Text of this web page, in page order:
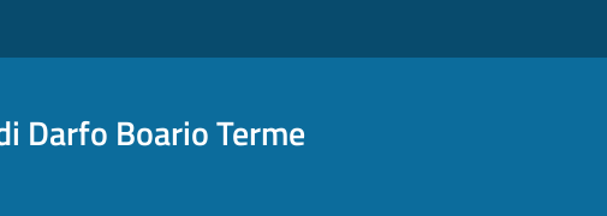
Darfo Boario Terme